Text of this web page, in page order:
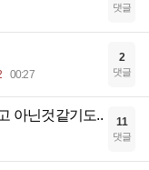
댓글
00:27
2
댓글
아닌것같기도.. 11
댓글